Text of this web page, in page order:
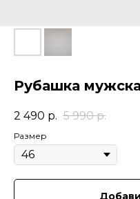
Рубашка
2 490 р. 5 990 р.
Размер